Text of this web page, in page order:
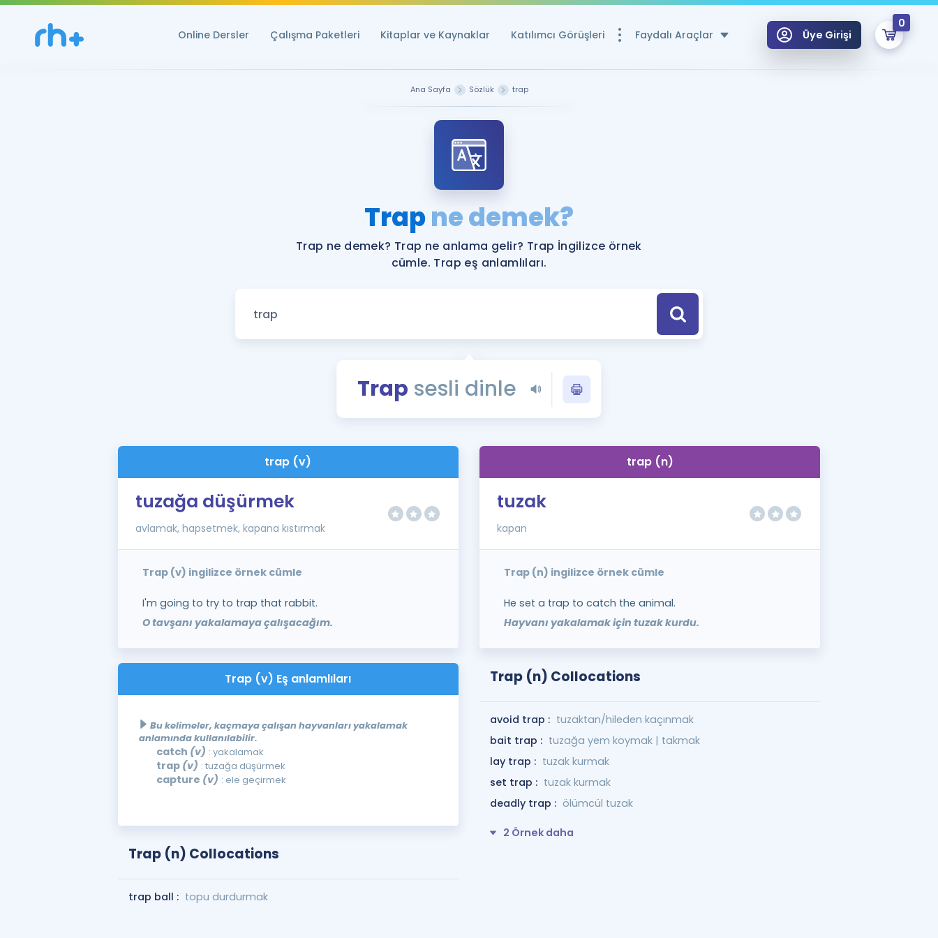
Online Dersler Çalışma Paketleri Kitaplar ve Kaynaklar Katılımcı Görüşleri Faydalı Araçlar
YDS ve YÖKDİL Puan Hesaplama Aracı
Rehberlik Aracı
YDS ve YÖKDİL'e Hazırlananlar için Öneriler
Tüm ÖSYM Sınavları Tek Takvimde
Blog
YDS - YÖKDİL Tüm Sınavlarla İlgili Haberler
İngilizce Gramer
Üye Girişi
0
Ana Sayfa Sözlük trap
Trapne demek?
Trap ne demek? Trap ne anlama gelir? Trap İngilizce örnek
cümle. Trap eş anlamlıları.
Trap sesli dinle
trap (v)
tuzağa düşürmek
avlamak, hapsetmek, kapana kıstırmak
Trap (v) ingilizce örnek cümle
I'm going to try to trap that rabbit.
O tavşanı yakalamaya çalışacağım.
Trap (v) Eş anlamlıları
Bu kelimeler, kaçmaya çalışan hayvanları yakalamak
anlamında kullanılabilir.
catch (v) : yakalamak
trap (v) : tuzağa düşürmek
capture (v) : ele geçirmek
Trap (n) Collocations
trap ball : topu durdurmak
trap (n)
tuzak
kapan
Trap (n) ingilizce örnek cümle
He set a trap to catch the animal.
Hayvanı yakalamak için tuzak kurdu.
Trap (n) Collocations
avoid trap : tuzaktan/hileden kaçınmak
bait trap : tuzağa yem koymak | takmak
lay trap : tuzak kurmak
set trap : tuzak kurmak
deadly trap : ölümcül tuzak
2 Örnek daha